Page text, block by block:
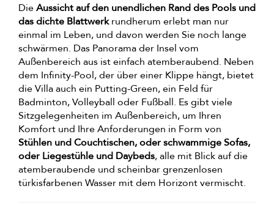
DieAussicht auf den unendlichen Rand des Pools und
das dichte Blattwerkrundherum erlebt man nur
einmal im Leben, und davon werden Sie noch lange
schwärmen. Das Panorama der Insel vom
Außenbereich aus ist einfach atemberaubend. Neben
dem Infinity-Pool, der über einer Klippe hängt, bietet
die Villa auch ein Putting-Green, ein Feld für
Badminton, Volleyball oder Fußball. Es gibt viele
Sitzgelegenheiten im Außenbereich, um Ihren
Komfort und Ihre Anforderungen in Form von
Stühlen und Couchtischen, oder schwammige Sofas,
oder Liegestühle und Daybeds, alle mit Blick auf die
atemberaubende und scheinbar grenzenlosen
türkisfarbenen Wasser mit dem Horizont vermischt.